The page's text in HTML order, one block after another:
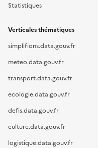
Statistiques
Verticales thématiques
simplifions.data.gouv.fr
meteo.data.gouv.fr
transport.data.gouv.fr
ecologie.data.gouv.fr
defis.data.gouv.fr
culture.data.gouv.fr
logistique.data.gouv.fr